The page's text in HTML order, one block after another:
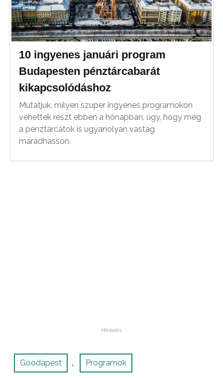
10 ingyenes januári program
Budapesten pénztárcabarát
kikapcsolódáshoz
Mutatjuk, milyen szuper ingyenes programokon
vehettek részt ebben a hónapban, úgy, hogy még
a pénztárcátok is ugyanolyan vastag
maradhasson.
Goodapest , Programok